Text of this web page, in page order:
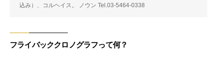
込み）、コルヘイス。 ノウン Tel.03-5464-0338
フライバッククロノグラフって何？